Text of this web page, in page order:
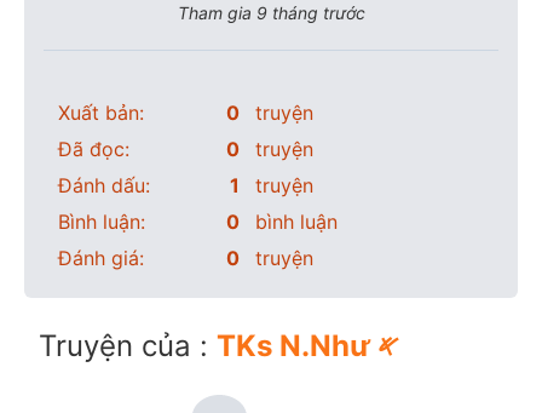
Tham gia 9 tháng trước
Xuất bản: 0
truyện
Đã đọc:
0
truyện
Đánh dấu:
1
truyện
Bình luận:
0
bình luận
Đánh giá:
0 truyện
Truyện của : TKs N.Như 𐤀